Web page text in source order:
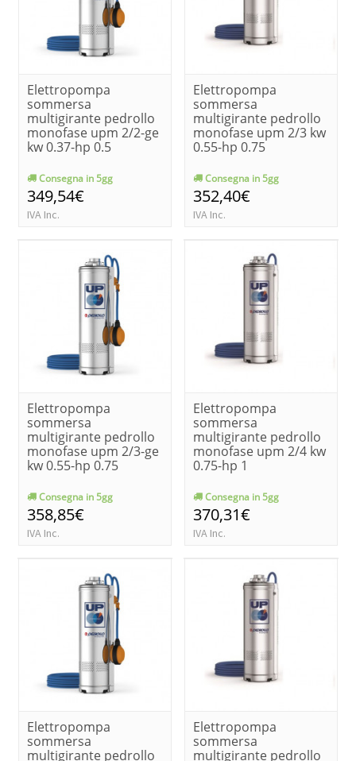
Elettropompa
sommersa
multigirante pedrollo
monofase upm 2/2-ge
kw 0.37-hp 0.5
Consegna in 5gg
349,54€
IVA Inc.
Elettropompa
sommersa
multigirante pedrollo
monofase upm 2/3 kw
0.55-hp 0.75
Consegna in 5gg
352,40€
IVA Inc.
Elettropompa
sommersa
multigirante pedrollo
monofase upm 2/3-ge
kw 0.55-hp 0.75
Consegna in 5gg
358,85€
IVA Inc.
Elettropompa
sommersa
multigirante pedrollo
monofase upm 2/4 kw
0.75-hp 1
Consegna in 5gg
370,31€
IVA Inc.
Elettropompa
sommersa
multigirante pedrollo
Elettropompa
sommersa
multigirante pedrollo